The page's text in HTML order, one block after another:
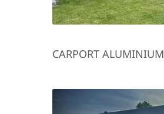
CARPORT ALUMINIUM